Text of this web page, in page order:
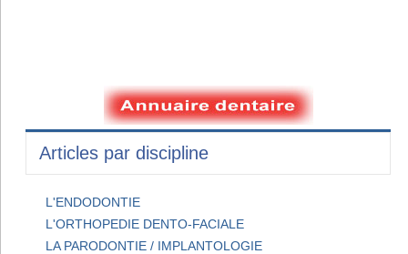
Articles par discipline
L'ENDODONTIE
L'ORTHOPEDIE DENTO-FACIALE
LA PARODONTIE / IMPLANTOLOGIE